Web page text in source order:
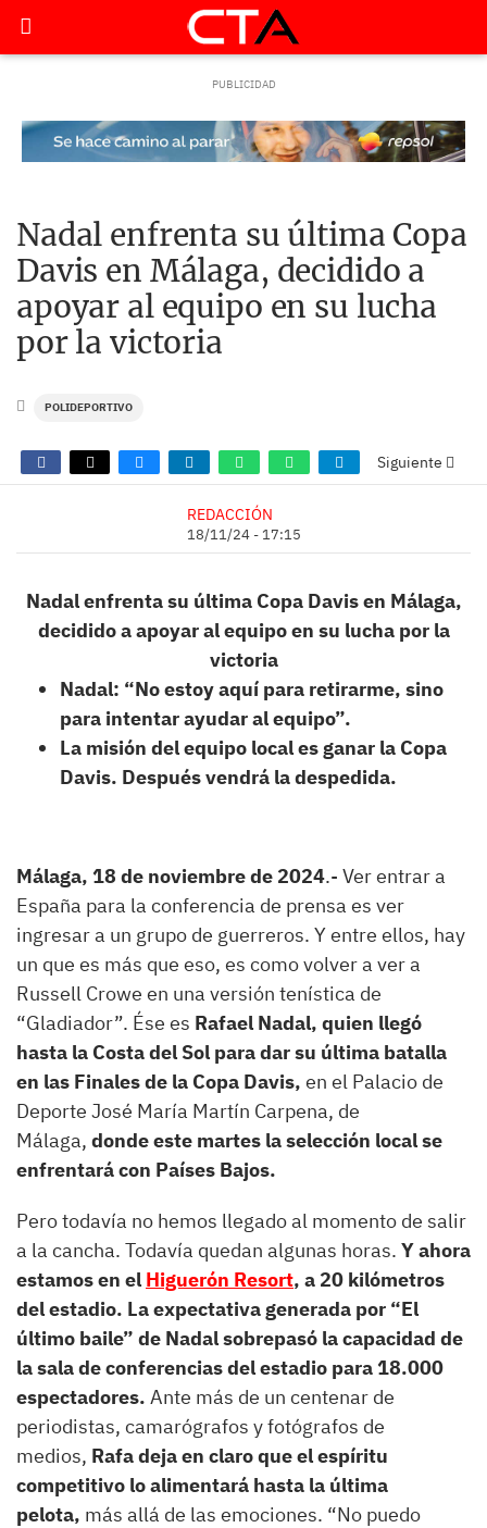
Nadal enfrenta su última Copa
Davis en Málaga, decidido a
apoyar al equipo en su lucha
por la victoria
POLIDEPORTIVO
Siguiente
REDACCIÓN
18/11/24 - 17:15
Nadal enfrenta su última Copa Davis en Málaga,
decidido a apoyar al equipo en su lucha por la
victoria
Nadal: “No estoy aquí para retirarme, sino
para intentar ayudar al equipo”.
La misión del equipo local es ganar la Copa
Davis. Después vendrá la despedida.
Málaga, 18 de noviembre de 2024.- Ver entrar a
España para la conferencia de prensa es ver
ingresar a un grupo de guerreros. Y entre ellos, hay
un que es más que eso, es como volver a ver a
Russell Crowe en una versión tenística de
“Gladiador”. Ése es Rafael Nadal, quien llegó
hasta la Costa del Sol para dar su última batalla
en las Finales de la Copa Davis, en el Palacio de
Deporte José María Martín Carpena, de
Málaga, donde este martes la selección local se
enfrentará con Países Bajos.
Pero todavía no hemos llegado al momento de salir
a la cancha. Todavía quedan algunas horas. Y ahora
estamos en el Higuerón Resort, a 20 kilómetros
del estadio. La expectativa generada por “El
último baile” de Nadal sobrepasó la capacidad de
la sala de conferencias del estadio para 18.000
espectadores. Ante más de un centenar de
periodistas, camarógrafos y fotógrafos de
medios, Rafa deja en claro que el espíritu
competitivo lo alimentará hasta la última
pelota, más allá de las emociones. “No puedo